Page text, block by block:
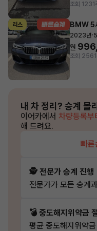
조회 1231
리스 BMW 5
2023년·
월
조회 256
내 차 정리? 승계 몰
이어카에서 차량등록부
해 드려요.
빠른
🕵️ 전문가 승계 진행
전문가가 모든 승계
💣 중도해지위약금
평균 중도해지위약금